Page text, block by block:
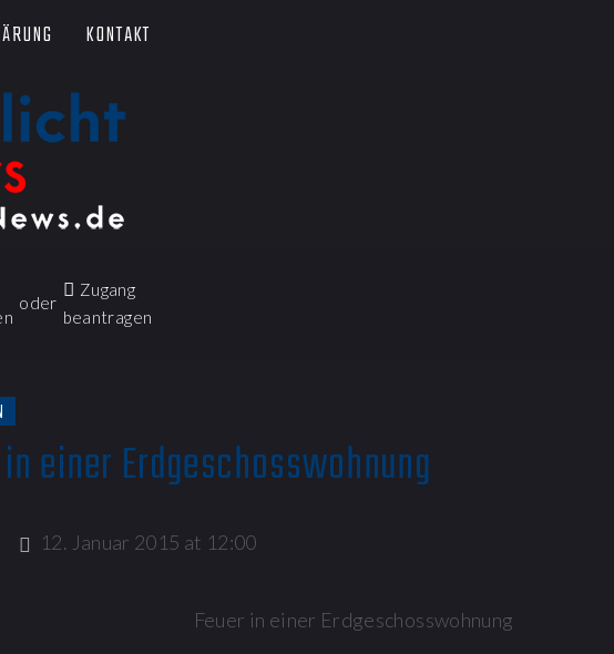
KONTAKT
oder
Zugang
beantragen
einer Erdgeschosswohnung
12. Januar 2015 at 12:00